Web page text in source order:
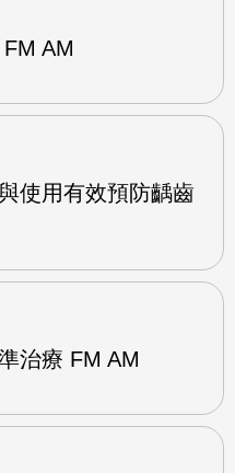
AM
使用有效預防齲齒
治療 FM AM